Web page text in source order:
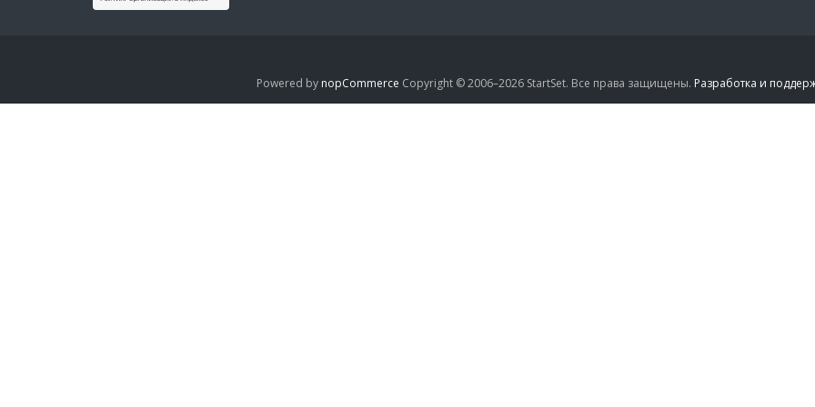
Powered by nopCommerce Copyright © 2006–2026 StartSet. Все права защищены. Разработка и